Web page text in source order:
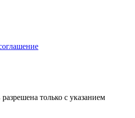
только с указанием